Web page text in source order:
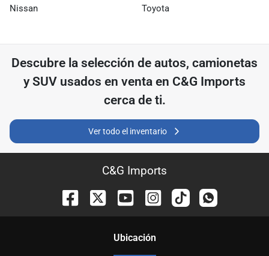
Nissan Toyota
Descubre la selección de autos, camionetas
y SUV usados ​​en venta en C&G Imports
cerca de ti.
Ver todo el inventario
C&G Imports
Ubicación